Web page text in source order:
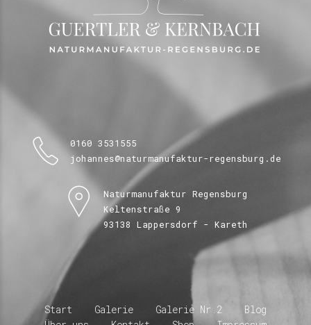
0160 3531555
johannes@naturmanufaktur-regensburg.de
Naturmanufaktur Regensburg
Keltenstraße 9
93138 Lappersdorf - Kareth
Start Galerie Galerie Nr.2
Blog